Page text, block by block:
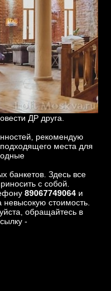
ДР друга.
рекомендую
места для
банкетов. Здесь все
с собой.
89067749064 и
стоимость.
обращайтесь в
-